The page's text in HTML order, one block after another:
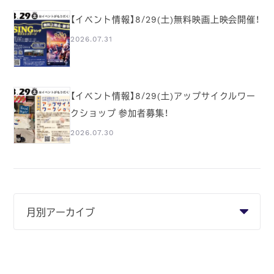
【イベント情報】8/29(土)無料映画上映会開催！
2026.07.31
【イベント情報】8/29(土)アップサイクルワー
クショップ 参加者募集！
2026.07.30